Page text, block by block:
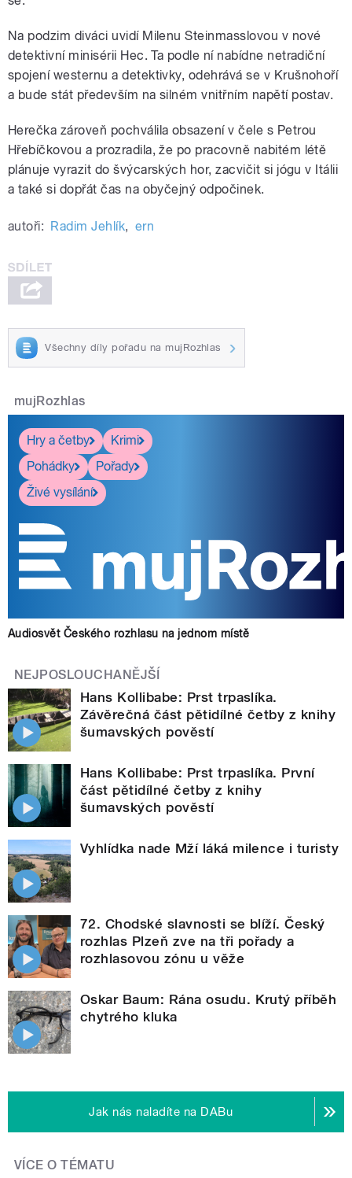
Na podzim diváci uvidí Milenu Steinmasslovou v nové
detektivní minisérii Hec. Ta podle ní nabídne netradiční
spojení westernu a detektivky, odehrává se v Krušnohoří
a bude stát především na silném vnitřním napětí postav.
Herečka zároveň pochválila obsazení v čele s Petrou
Hřebíčkovou a prozradila, že po pracovně nabitém létě
plánuje vyrazit do švýcarských hor, zacvičit si jógu v Itálii
a také si dopřát čas na obyčejný odpočinek.
autoři: Radim Jehlík, ern
Všechny díly pořadu na mujRozhlas
mujRozhlas
Hry a četby
Krimi
Pohádky
Pořady
Živé vysílání
Audiosvět Českého rozhlasu na jednom místě
NEJPOSLOUCHANĚJŠÍ
Hans Kollibabe: Prst trpaslíka.
Závěrečná část pětidílné četby z knihy
šumavských pověstí
Hans Kollibabe: Prst trpaslíka. První
část pětidílné četby z knihy
šumavských pověstí
Vyhlídka nade Mží láká milence i turisty
72. Chodské slavnosti se blíží. Český
rozhlas Plzeň zve na tři pořady a
rozhlasovou zónu u věže
Oskar Baum: Rána osudu. Krutý příběh
chytrého kluka
Jak nás naladíte na DABu
VÍCE O TÉMATU